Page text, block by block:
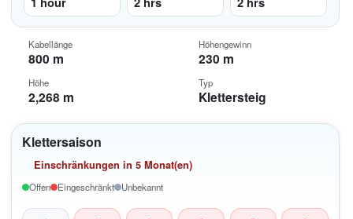
Klettersaison
Einschränkungen in 5 Monat(en)
Offen Eingeschränkt Unbekannt
Kabellänge
800 m
Höhengewinn
230 m
Höhe
2,268 m
Typ
Klettersteig